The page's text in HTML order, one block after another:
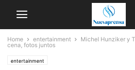
Home entertainment
Michel Hunziker y
cena, fotos juntos
entertainment